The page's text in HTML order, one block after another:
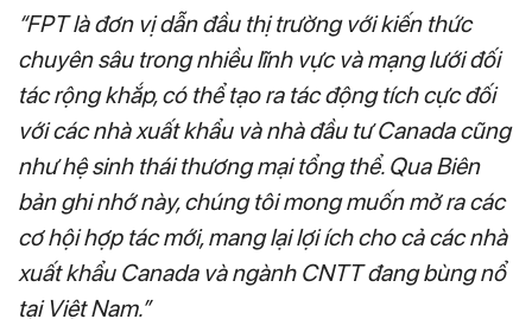
“FPT là đơn vị dẫn đầu thị trường với kiến thức
chuyên sâu trong nhiều lĩnh vực và mạng lưới đối
tác rộng khắp, có thể tạo ra tác động tích cực đối
với các nhà xuất khẩu và nhà đầu tư Canada cũng
như hệ sinh thái thương mại tổng thể. Qua Biên
bản ghi nhớ này, chúng tôi mong muốn mở ra các
cơ hội hợp tác mới, mang lại lợi ích cho cả các nhà
xuất khẩu Canada và ngành CNTT đang bùng nổ
tại Việt Nam.”